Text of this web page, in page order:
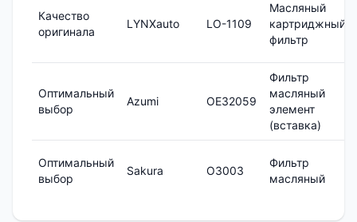
Качество
оригинала
LYNXauto LO-1109
Масляный
картриджный
фильтр
Оптимальный
выбор
Azumi OE32059
Фильтр
масляный
элемент
(вставка)
Оптимальный
выбор
Sakura O3003
Фильтр
масляный